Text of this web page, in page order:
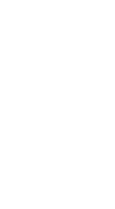
小站